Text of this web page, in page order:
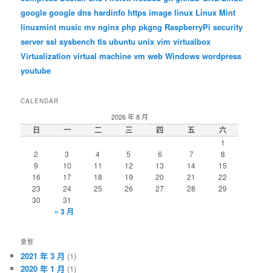
google google dns hardinfo https image linux Linux Mint
linuxmint music mv nginx php pkgng RaspberryPi security
server ssl sysbench tls ubuntu unix vim virtualbox
Virtualization virtual machine vm web Windows wordpress
youtube
CALENDAR
2026 年 8 月
日 一 二 三 四 五 六
1
2
3 4 5 6 7
8
9
10 11 12 13 14
15
16
17 18 19 20 21
22
23
24 25 26 27 28
29
30
31
« 3 月
彙整
2021 年 3 月 (1)
2020 年 1 月 (1)